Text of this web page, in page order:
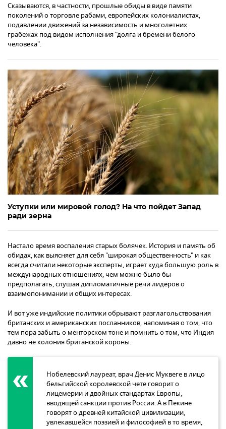
Сказываются, в частности, прошлые обиды в виде памяти
поколений о торговле рабами, европейских колониалистах,
подавлении движений за независимость и многолетних
грабежах под видом исполнения "долга и бремени белого
человека".
Уступки или мировой голод? На что пойдет Запад
ради зерна
Настало время воспаления старых болячек. История и память об
обидах, как выясняет для себя "широкая общественность" и как
всегда считали некоторые эксперты, играет куда большую роль в
международных отношениях, чем можно было бы
предполагать, слушая дипломатичные речи лидеров о
взаимопонимании и общих интересах.
И вот уже индийские политики обрывают разглагольствования
британских и американских посланников, напоминая о том, что
тем пора забыть о менторском тоне и помнить о том, что Индия
давно не колония британской короны.
Нобелевский лауреат, врач Денис Муквеге в лицо
бельгийской королевской чете говорит о
лицемерии и двойных стандартах Европы,
вводящей санкции против России. А в Пекине
говорят о древней китайской цивилизации,
увлекавшейся поэзией и философией в то время,